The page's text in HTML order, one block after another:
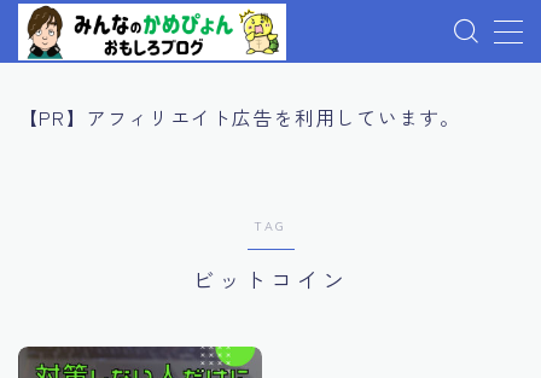
プライバシーポリシー
【PR】アフィリエイト広告を利用しています。
TAG
ビットコイン